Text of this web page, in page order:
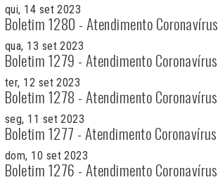
qui, 14 set 2023
Boletim 1280 - Atendimento Coronavírus
qua, 13 set 2023
Boletim 1279 - Atendimento Coronavírus
ter, 12 set 2023
Boletim 1278 - Atendimento Coronavírus
seg, 11 set 2023
Boletim 1277 - Atendimento Coronavírus
dom, 10 set 2023
Boletim 1276 - Atendimento Coronavírus